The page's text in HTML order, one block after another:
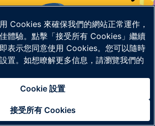
中國﹞有限公司 版權所有
| 私隱政策 | 兒童私隱政策 | 法律公告 |
- 2026年8月17日更新和維護，期間無法登入，敬請留
Cookies 來確保我們的網站正常運作，
體驗。點擊「接受所有 Cookies」繼續
表示您同意使用 Cookies。您可以隨時
置。如想瞭解更多信息，請瀏覽我們的
Cookie 設置
接受所有 Cookies